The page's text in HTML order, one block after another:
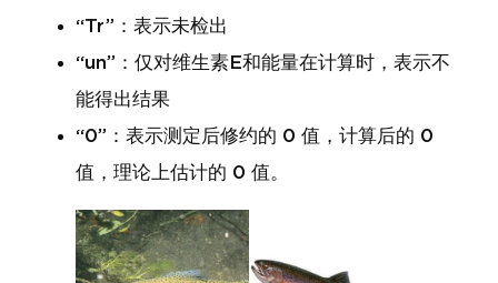
“Tr”：表示未检出
“un”：仅对维生素E和能量在计算时，表示不
能得出结果
“0”：表示测定后修约的 0 值，计算后的 0
值，理论上估计的 0 值。